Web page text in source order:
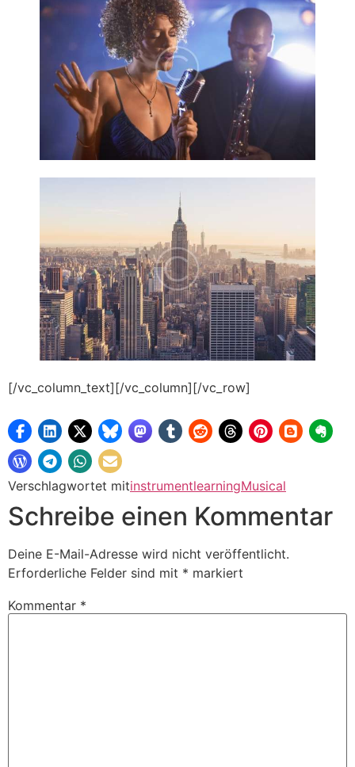
[/vc_column_text][/vc_column][/vc_row]
Verschlagwortet mitinstrumentlearningMusical
Schreibe einen Kommentar
Deine E-Mail-Adresse wird nicht veröffentlicht.
Erforderliche Felder sind mit * markiert
Kommentar *